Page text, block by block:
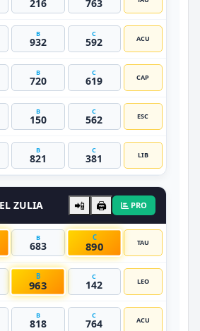
216 763
B
932
C
592 ACU
B
720
C
619 CAP
B
150
C
562 ESC
B
821
C
381 LIB
ZULIA 📲 🖨️ PRO
B
683
C
890 TAU
B
963
C
142 LEO
B
818
C
764 ACU